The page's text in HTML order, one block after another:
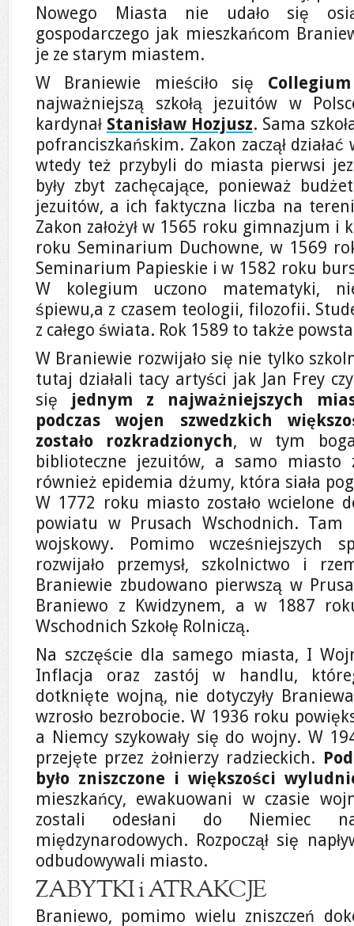
Nowego Miasta nie udało się
gospodarczego jak mieszkańcom
je ze starym miastem.
W Braniewie mieściło się
najważniejszą szkołą jezuitów w
kardynał Stanisław Hozjusz. Sama
pofranciszkańskim. Zakon zaczął
wtedy też przybyli do miasta pierwsi
były zbyt zachęcające, ponieważ
jezuitów, a ich faktyczna liczba na
Zakon założył w 1565 roku gimnazjum i
roku Seminarium Duchowne, w 1569
Seminarium Papieskie i w 1582 roku
W kolegium uczono matematyki,
śpiewu,a z czasem teologii, filozofii.
z całego świata. Rok 1589 to także
W Braniewie rozwijało się nie tylko
tutaj działali tacy artyści jak Jan Frey
się jednym z najważniejszych
podczas wojen szwedzkich
zostało rozkradzionych, w tym
biblioteczne jezuitów, a samo miasto
również epidemia dżumy, która siała
W 1772 roku miasto zostało wcielone
powiatu w Prusach Wschodnich.
wojskowy. Pomimo wcześniejszych
rozwijało przemysł, szkolnictwo i
Braniewie zbudowano pierwszą w
Braniewo z Kwidzynem, a w 1887
Wschodnich Szkołę Rolniczą.
Na szczęście dla samego miasta, I
Inflacja oraz zastój w handlu,
dotknięte wojną, nie dotyczyły
wzrosło bezrobocie. W 1936 roku
a Niemcy szykowały się do wojny. W
przejęte przez żołnierzy radzieckich.
było zniszczone i większości
mieszkańcy, ewakuowani w czasie
zostali odesłani do Niemiec
międzynarodowych. Rozpoczął się
odbudowywali miasto.
ZABYTKI i ATRAKCJE
Braniewo, pomimo wielu zniszczeń